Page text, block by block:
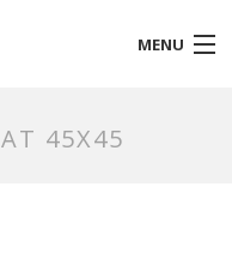
MENU
45X45